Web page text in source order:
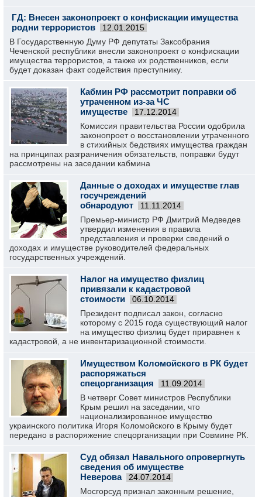
ГД: Внесен законопроект о конфискации имущества
родни террористов
12.01.2015
В Государственную Думу РФ депутаты Заксобрания
Чеченской республики внесли законопроект о конфискации
имущества террористов, а также их родственников, если
будет доказан факт содействия преступнику.
Кабмин РФ рассмотрит поправки об
утраченном из-за ЧС
имуществе
17.12.2014
Комиссия правительства России одобрила
законопроет о восстановлении утраченного
в стихийных бедствиях имущества граждан
на принципах разграничения обязательств, поправки будут
рассмотрены на заседании кабмина
Данные о доходах и имуществе глав
госучреждений
обнародуют
11.11.2014
Премьер-министр РФ Дмитрий Медведев
утвердил изменения в правила
представления и проверки сведений о
доходах и имуществе руководителей федеральных
государственных учреждений.
Налог на имущество физлиц
привязали к кадастровой
стоимости
06.10.2014
Президент подписал закон, согласно
которому с 2015 года существующий налог
на имущество физлиц будет приравнен к
кадастровой, а не инвентаризационной стоимости.
Имуществом Коломойского в РК будет
распоряжаться
спецорганизация
11.09.2014
В четверг Совет министров Республики
Крым решил на заседании, что
национализированное имущество
украинского политика Игоря Коломойского в Крыму будет
передано в распоряжение спецорганизации при Совмине РК.
Суд обязал Навального опровергнуть
сведения об имуществе
Неверова
24.07.2014
Мосгорсуд признал законным решение,